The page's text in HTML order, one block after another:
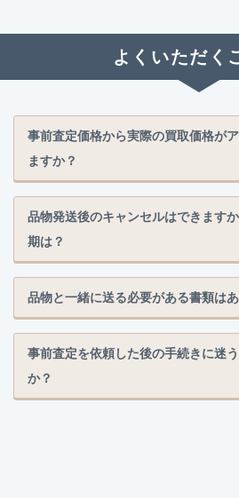
よくいただく
事前査定価格から実際の買取価格が
ますか？
品物発送後のキャンセルはできます
期は？
品物と一緒に送る必要がある書類は
事前査定を依頼した後の手続きに迷
か？